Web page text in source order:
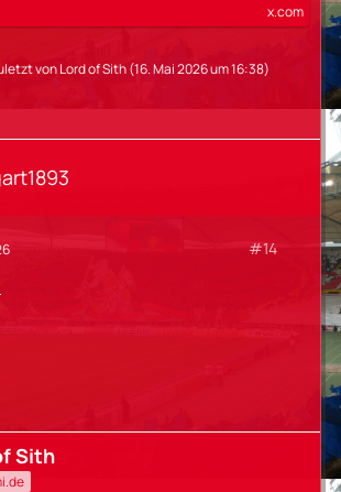
x.com
vonLord of Sith(16. Mai 2026 um 16:38)
#14
Sith